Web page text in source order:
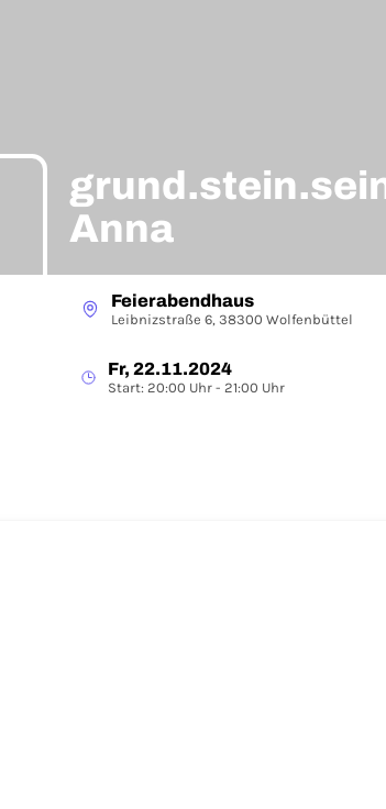
Anna
Feierabendhaus
Leibnizstraße 6, 38300 Wolfenbüttel
Fr, 22.11.2024
Start: 20:00 Uhr - 21:00 Uhr